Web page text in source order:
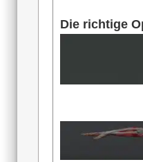
Die richtige